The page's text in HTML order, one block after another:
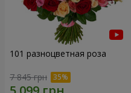
101 разноцветная роза
7 845 грн